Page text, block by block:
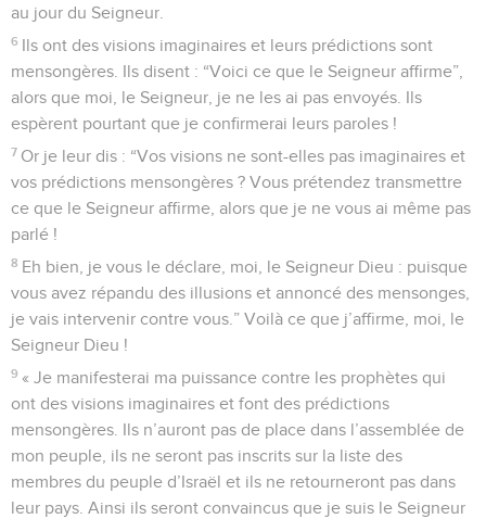
au jour du Seigneur.
6 Ils ont des visions imaginaires et leurs prédictions sont
mensongères. Ils disent : “Voici ce que le Seigneur affirme”,
alors que moi, le Seigneur, je ne les ai pas envoyés. Ils
espèrent pourtant que je confirmerai leurs paroles !
7 Or je leur dis : “Vos visions ne sont-elles pas imaginaires et
vos prédictions mensongères ? Vous prétendez transmettre
ce que le Seigneur affirme, alors que je ne vous ai même pas
parlé !
8 Eh bien, je vous le déclare, moi, le Seigneur Dieu : puisque
vous avez répandu des illusions et annoncé des mensonges,
je vais intervenir contre vous.” Voilà ce que j’affirme, moi, le
Seigneur Dieu !
9 « Je manifesterai ma puissance contre les prophètes qui
ont des visions imaginaires et font des prédictions
mensongères. Ils n’auront pas de place dans l’assemblée de
mon peuple, ils ne seront pas inscrits sur la liste des
membres du peuple d’Israël et ils ne retourneront pas dans
leur pays. Ainsi ils seront convaincus que je suis le Seigneur